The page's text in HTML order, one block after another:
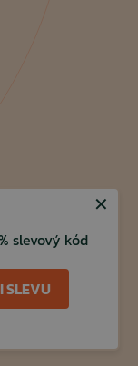
práva vyhrazena
✕
slevový kód
SLEVU